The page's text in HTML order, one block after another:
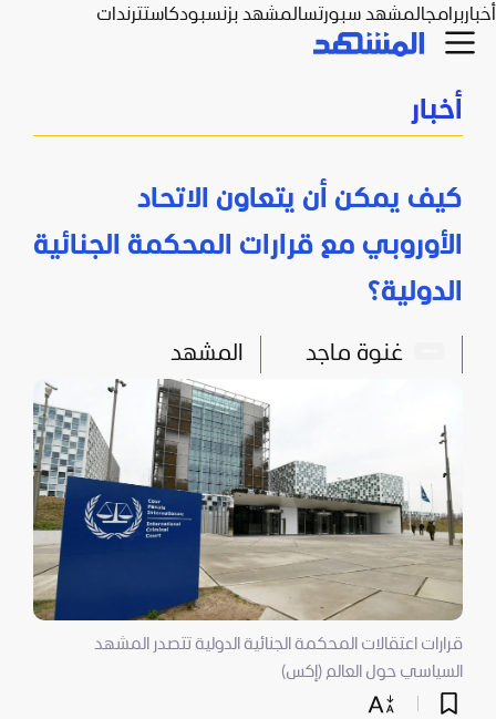
أخباربرامجالمشهد سبورتسالمشهد بزنسبودكاستترندات
أخبار
كيف يمكن أن يتعاون الاتحاد
الأوروبي مع قرارات المحكمة الجنائية
الدولية؟
غنوة ماجد المشهد
قرارات اعتقالات المحكمة الجنائية الدولية تتصدر المشهد
السياسي حول العالم (إكس)